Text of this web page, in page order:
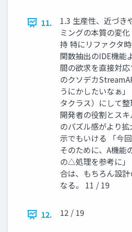
11.
1.3 生産性、近づき
ミングの本質の変
持 特にリファクタ
関数抽出のIDE機能
間の欲求を直接対
のクソデカ
うにかしたいなぁ
タクラス）にして整
開発者の役割とス
のパズル感がより
示でもいける 「今
そのために、A機
の△処理を参考に
合は、もちろん設
なる。 11 / 19
12. 12 / 19